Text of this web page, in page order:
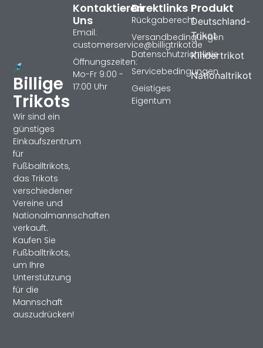
Billige
Trikots
Wir sind ein
günstiges
Einkaufszentrum
für
Fußballtrikots,
das Trikots
verschiedener
Vereine und
Nationalmannschaften
verkauft.
Kaufen Sie
Fußballtrikots,
um Ihre
Unterstützung
für die
Mannschaft
auszudrücken!
Produkt
Deutschland-
Trikot
Kindertrikot
Nationaltrikot
Direktlinks
Rückgaberecht
Versandbedingungen
Datenschutzrichtlinie
Servicebedingungen
Geistiges
Eigentum
Kontaktieren
Uns
Email:
customerservice@billigtrikotde
Öffnungszeiten:
Mo-Fr 9:00 -
17:00 Uhr